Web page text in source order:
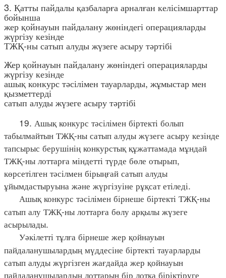
3. Қатты пайдалы қазбаларға арналған келісімшарттар
бойынша
жер қойнауын пайдалану жөніндегі операцияларды
жүргізу кезінде
ТЖҚ-ны сатып алуды жүзеге асыру тәртібі
Жер қойнауын пайдалану жөніндегі операцияларды
жүргізу кезінде
ашық конкурс тәсілімен тауарларды, жұмыстар мен
қызметтерді
сатып алуды жүзеге асыру тәртібі
19. Ашық конкурс тәсілімен біртекті болып
табылмайтын ТЖҚ-ны сатып алуды жүзеге асыру кезінде
тапсырыс берушінің конкурстық құжаттамада мұндай
ТЖҚ-ны лоттарға міндетті түрде бөле отырып,
көрсетілген тәсілмен бірыңғай сатып алуды
ұйымдастыруына және жүргізуіне рұқсат етіледі.
Ашық конкурс тәсілімен бірнеше біртекті ТЖҚ-ны
сатып алу ТЖҚ-ны лоттарға бөлу арқылы жүзеге
асырылады.
Уәкілетті тұлға бірнеше жер қойнауын
пайдаланушылардың мүддесіне біртекті тауарларды
сатып алуды жүргізген жағдайда жер қойнауын
пайдаланушылардың лоттарын бір лотқа біріктіруге